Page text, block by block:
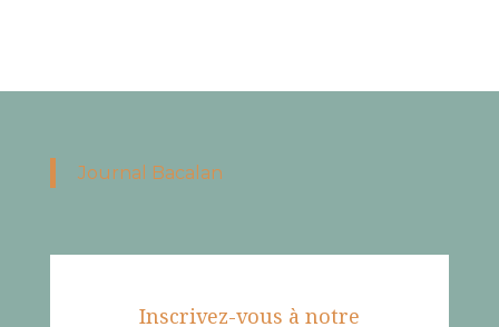
Journal Bacalan
Inscrivez-vous à notre